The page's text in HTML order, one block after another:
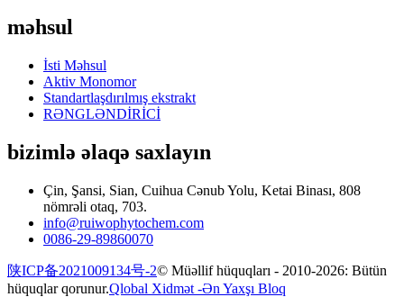
məhsul
İsti Məhsul
Aktiv Monomor
Standartlaşdırılmış ekstrakt
RƏNGLƏNDİRİCİ
bizimlə əlaqə saxlayın
Çin, Şansi, Sian, Cuihua Cənub Yolu, Ketai Binası, 808
nömrəli otaq, 703.
info@ruiwophytochem.com
0086-29-89860070
陕ICP备2021009134号-2© Müəllif hüquqları - 2010-2026: Bütün
hüquqlar qorunur.Qlobal Xidmət -Ən Yaxşı Bloq